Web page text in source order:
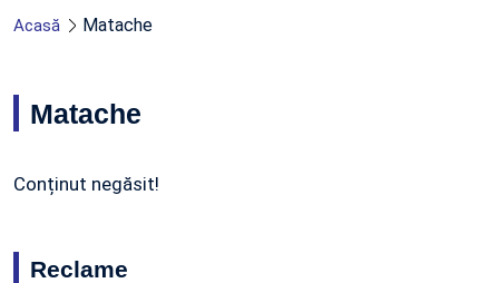
Acasă Matache
Matache
Conținut negăsit!
Reclame